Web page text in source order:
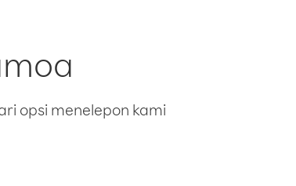
opsi menelepon kami